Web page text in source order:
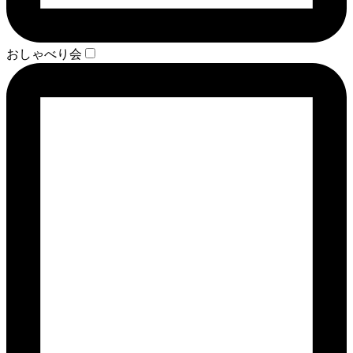
おしゃべり会